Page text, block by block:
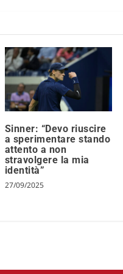
Sinner: “Devo riuscire
a sperimentare stando
attento a non
stravolgere la mia
identità”
27/09/2025